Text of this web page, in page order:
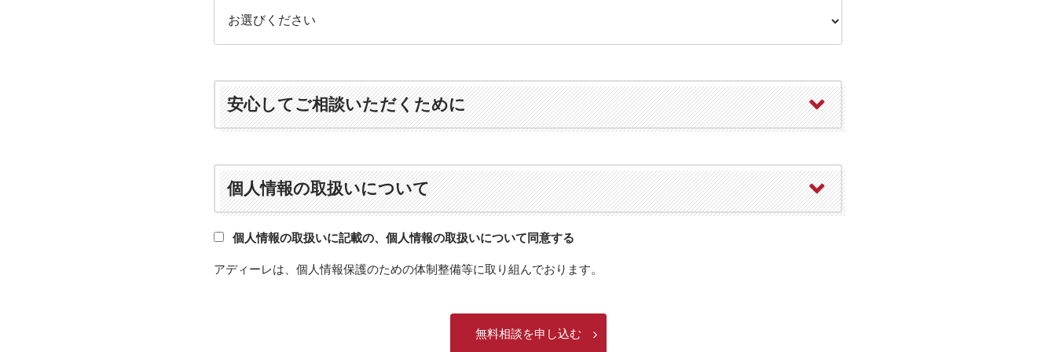
安心してご相談いただくために
個人情報の取扱いについて
個人情報の取扱いに記載の、個人情報の取扱いについて同意する
アディーレは、個人情報保護のための体制整備等に取り組んでおります。
無料相談を申し込む